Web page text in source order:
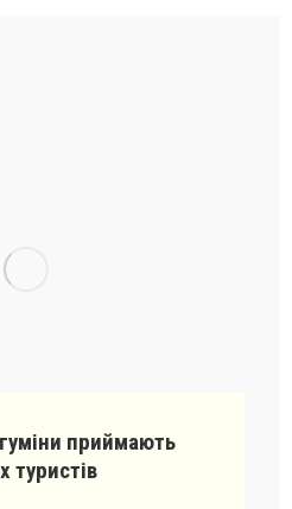
приймають
туристів